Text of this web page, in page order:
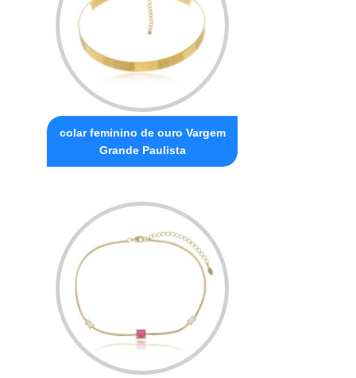
colar feminino de ouro Vargem
Grande Paulista